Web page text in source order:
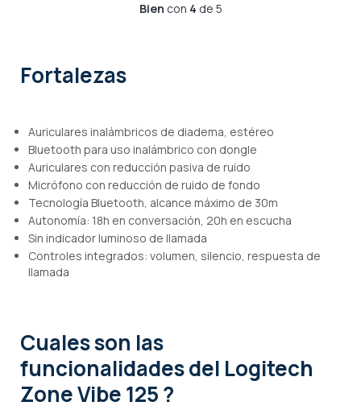
Bien con 4 de 5
Fortalezas
Auriculares inalámbricos de diadema, estéreo
Bluetooth para uso inalámbrico con dongle
Auriculares con reducción pasiva de ruido
Micrófono con reducción de ruido de fondo
Tecnología Bluetooth, alcance máximo de 30m
Autonomía: 18h en conversación, 20h en escucha
Sin indicador luminoso de llamada
Controles integrados: volumen, silencio, respuesta de
llamada
Cuales son las
funcionalidadesdel Logitech
Zone Vibe 125 ?